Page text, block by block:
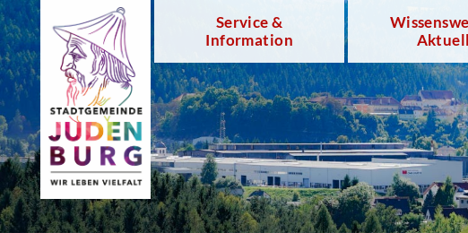
Service &
Information
Aktuell